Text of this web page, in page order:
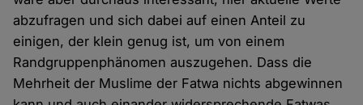
abzufragen und sich dabei auf einen Anteil zu
einigen, der klein genug ist, um von einem
Randgruppenphänomen auszugehen. Dass die
Mehrheit der Muslime der Fatwa nichts abgewinnen